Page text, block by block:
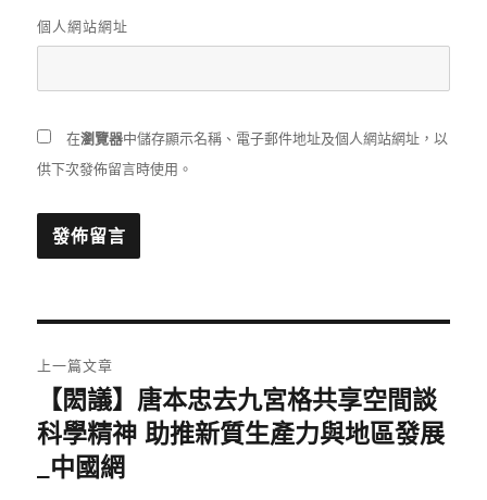
個人網站網址
在瀏覽器中儲存顯示名稱、電子郵件地址及個人網站網址，以
供下次發佈留言時使用。
章
導
覽
上一篇文章
一
篇
【閎議】唐本忠去九宮格共享空間談
科學精神 助推新質生產力與地區發展
_中國網